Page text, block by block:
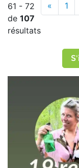
61 - 72
de 107
résultats
« 1